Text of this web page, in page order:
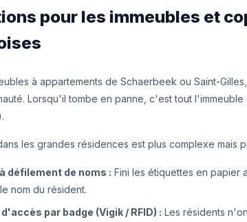
pour les immeubles et
à appartements de Schaerbeek ou Saint-
Lorsqu'il tombe en panne, c'est tout
les grandes résidences est plus complexe mais
défilement de noms : Fini les étiquettes en papier
nom du résident.
par badge (Vigik / RFID) : Les résidents